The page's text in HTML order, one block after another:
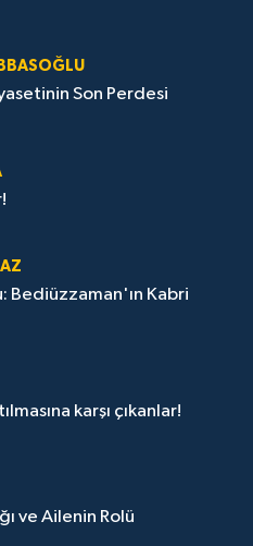
Son Perdesi
Bediüzzaman'ın Kabri
karşı çıkanlar!
ve Ailenin Rolü